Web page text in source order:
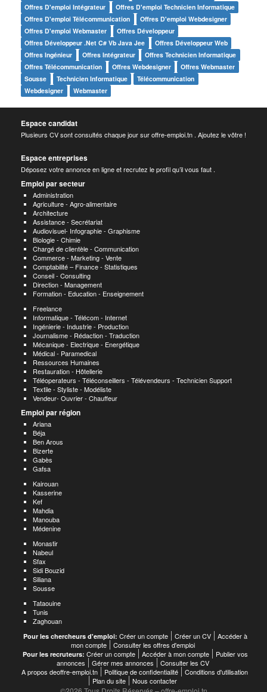
Offres D'emploi Intégrateur
Offres D'emploi Technicien Informatique
Offres D'emploi Télécommunication
Offres D'emploi Webdesigner
Offres D'emploi Webmaster
Offres Développeur
Offres Développeur .net C# Vb Java Jee
Offres Développeur Web
Offres Ingénieur
Offres Intégrateur
Offres Technicien Informatique
Offres Télécommunication
Offres Webdesigner
Offres Webmaster
Sousse
Technicien Informatique
Télécommunication
Webdesigner
Webmaster
Espace candidat
Plusieurs CV sont consultés chaque jour sur offre-emploi.tn . Ajoutez le vôtre !
Espace entreprises
Déposez votre annonce en ligne et recrutez le profil qu’il vous faut .
Emploi par secteur
Administration
Agriculture - Agro-alimentaire
Architecture
Assistance - Secrétariat
Audiovisuel- Infographie - Graphisme
Biologie - Chimie
Chargé de clientèle - Communication
Commerce - Marketing - Vente
Comptabilité – Finance - Statistiques
Conseil - Consulting
Direction - Management
Formation - Education - Enseignement
Freelance
Informatique - Télécom - Internet
Ingénierie - Industrie - Production
Journalisme - Rédaction - Traduction
Mécanique - Electrique - Energétique
Médical - Paramedical
Ressources Humaines
Restauration - Hôtellerie
Téléoperateurs - Téléconseillers - Télévendeurs - Technicien Support
Textile - Styliste - Modéliste
Vendeur- Ouvrier - Chauffeur
Emploi par région
Ariana
Béja
Ben Arous
Bizerte
Gabès
Gafsa
Kairouan
Kasserine
Kef
Mahdia
Manouba
Médenine
Monastir
Nabeul
Sfax
Sidi Bouzid
Siliana
Sousse
Tataouine
Tunis
Zaghouan
Pour les chercheurs d'emploi: Créer un compte Créer un CV
Accéder à
mon compte
Consulter les offres d'emploi
Pour les recruteurs: Créer un compte Accéder à mon compte
Publier vos
annonces
Gérer mes annonces
Consulter les CV
A propos deoffre-emploi.tn
Politique de confidentialité
Conditions d'utilisation
Plan du site
Nous contacter